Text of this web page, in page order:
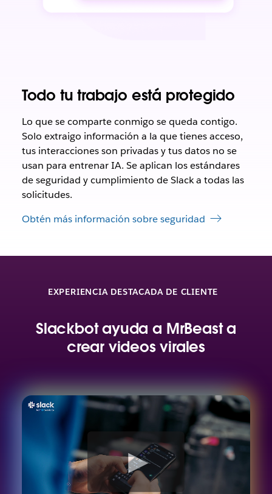
Todo tu trabajo está protegido
Lo que se comparte conmigo se queda contigo.
Solo extraigo información a la que tienes acceso,
tus interacciones son privadas y tus datos no se
usan para entrenar IA. Se aplican los estándares
de seguridad y cumplimiento de Slack a todas las
solicitudes.
Obtén más información sobre seguridad
EXPERIENCIA DESTACADA DE CLIENTE
Slackbot ayuda a MrBeast a
crear videos virales
V